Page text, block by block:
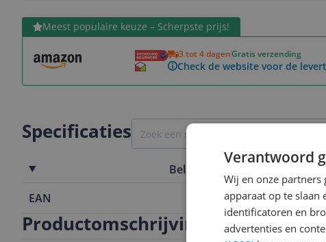
Meest populaire keuze – Scherpste prijs!
3 tot 4 dagenGratis verzending
Check de website voor de
Bekijk product
Specificaties
Belangrijkste kenmerken
EAN
4066891117254
Productomschrijving
Verantwoord
Wij en onze
apparaat op te slaan
identificatoren en
advertenties en